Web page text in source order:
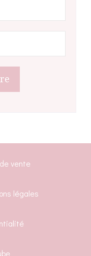
vente
légales